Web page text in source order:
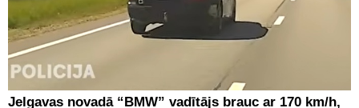
Jelgavas novadā “BMW” vadītājs brauc ar 170 km/h,